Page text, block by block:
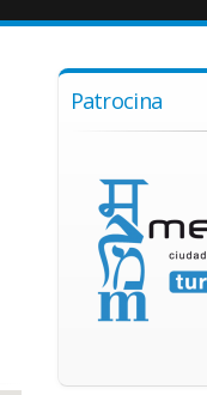
Patrocina